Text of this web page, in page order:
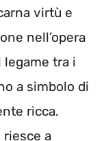
virtù e
nell’opera
tra i
a simbolo di
ricca.
riesce a